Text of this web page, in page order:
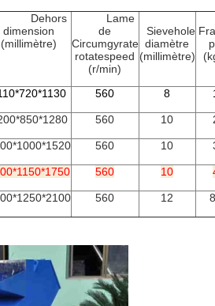
Dehors
dimension
(millimètre)
Lame
de
Circumgyrate
rotatespeed
(r/min)
Sievehole
diamètre
(millimètre)
560 8
560 10
560 10
560 10
560 12